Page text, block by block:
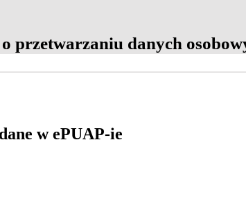
przetwarzaniu danych
w ePUAP-ie